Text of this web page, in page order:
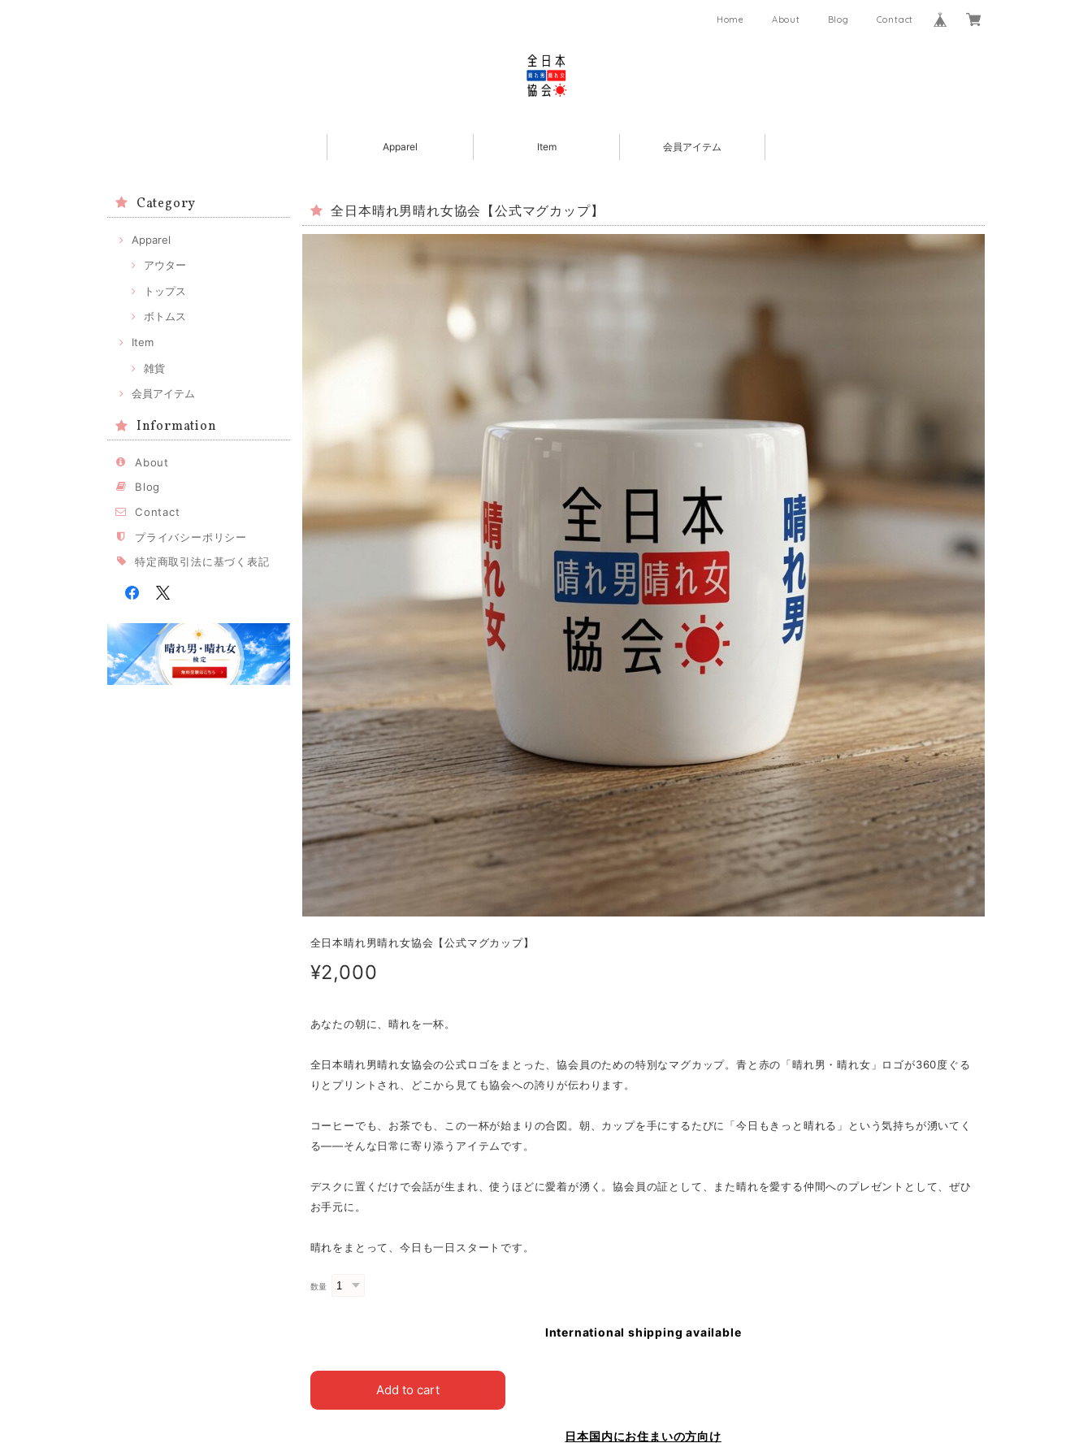
Home About Blog Contact
Apparel Item 会員アイテム
Category
Apparel
アウター
トップス
ボトムス
Item
雑貨
会員アイテム
Information
About
Blog
Contact
プライバシーポリシー
特定商取引法に基づく表記
全日本晴れ男晴れ女協会【公式マグカップ】
全日本晴れ男晴れ女協会【公式マグカップ】
¥2,000
あなたの朝に、晴れを一杯。
全日本晴れ男晴れ女協会の公式ロゴをまとった、協会員のための特別なマグカップ。青と赤の「晴れ男・晴れ女」ロゴが360度ぐる
りとプリントされ、どこから見ても協会への誇りが伝わります。
コーヒーでも、お茶でも、この一杯が始まりの合図。朝、カップを手にするたびに「今日もきっと晴れる」という気持ちが湧いてく
る——そんな日常に寄り添うアイテムです。
デスクに置くだけで会話が生まれ、使うほどに愛着が湧く。協会員の証として、また晴れを愛する仲間へのプレゼントとして、ぜひ
お手元に。
晴れをまとって、今日も一日スタートです。
数量
International shipping available
Add to cart
日本国内にお住まいの方向け